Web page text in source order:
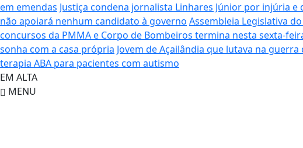
em emendas Justiça condena jornalista Linhares Júnior por injúria
não apoiará nenhum candidato à governo Assembleia Legislativa
concursos da PMMA e Corpo de Bombeiros termina nesta sexta-
sonha com a casa própria Jovem de Açailândia que lutava na
terapia ABA para pacientes com autismo
EM ALTA
MENU